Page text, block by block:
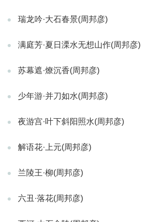
瑞龙吟·大石春景(周邦彦)
满庭芳·夏日溧水无想山作(周邦彦)
苏幕遮·燎沉香(周邦彦)
少年游·并刀如水(周邦彦)
夜游宫·叶下斜阳照水(周邦彦)
解语花·上元(周邦彦)
兰陵王·柳(周邦彦)
六丑·落花(周邦彦)